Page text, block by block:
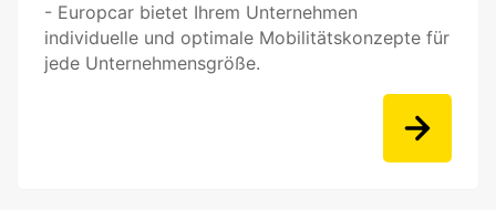
- Europcar bietet Ihrem Unternehmen
individuelle und optimale Mobilitätskonzepte für
jede Unternehmensgröße.